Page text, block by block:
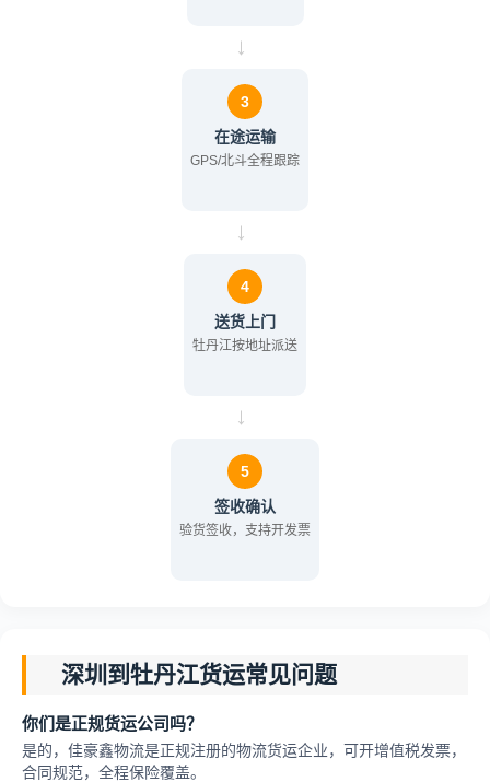
→
3
在途运输
GPS/北斗全程跟踪
→
4
送货上门
牡丹江按地址派送
→
5
签收确认
验货签收，支持开发票
深圳到牡丹江货运常见问题
你们是正规货运公司吗？
是的，佳豪鑫物流是正规注册的物流货运企业，可开增值税发票，
合同规范，全程保险覆盖。